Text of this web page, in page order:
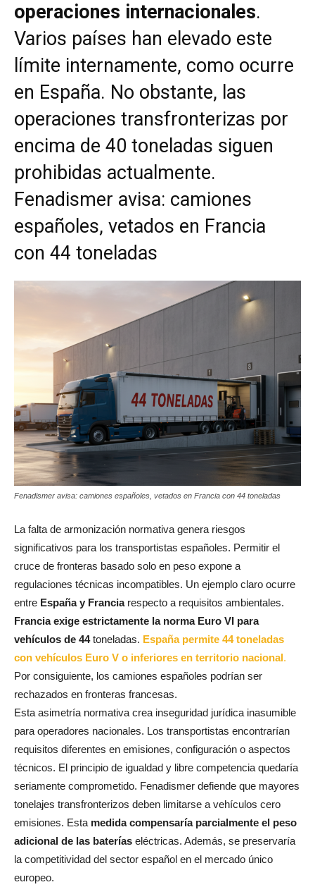
operaciones internacionales.
Varios países han elevado este
límite internamente, como ocurre
en España. No obstante, las
operaciones transfronterizas por
encima de 40 toneladas siguen
prohibidas actualmente.
Fenadismer avisa: camiones
españoles, vetados en Francia
con 44 toneladas
Fenadismer avisa: camiones españoles, vetados en Francia con 44 toneladas
La falta de armonización normativa genera riesgos
significativos para los transportistas españoles. Permitir el
cruce de fronteras basado solo en peso expone a
regulaciones técnicas incompatibles. Un ejemplo claro ocurre
entre España y Franciarespecto a requisitos ambientales.
Francia exige estrictamente la norma Euro VI para
vehículos de 44toneladas. España permite 44 toneladas
con vehículos Euro V o inferiores en territorio nacional.
Por consiguiente, los camiones españoles podrían ser
rechazados en fronteras francesas.
Esta asimetría normativa crea inseguridad jurídica inasumible
para operadores nacionales. Los transportistas encontrarían
requisitos diferentes en emisiones, configuración o aspectos
técnicos. El principio de igualdad y libre competencia quedaría
seriamente comprometido. Fenadismer defiende que mayores
tonelajes transfronterizos deben limitarse a vehículos cero
emisiones. Esta medida compensaría parcialmente el peso
adicional de las baterías eléctricas. Además, se preservaría
la competitividad del sector español en el mercado único
europeo.